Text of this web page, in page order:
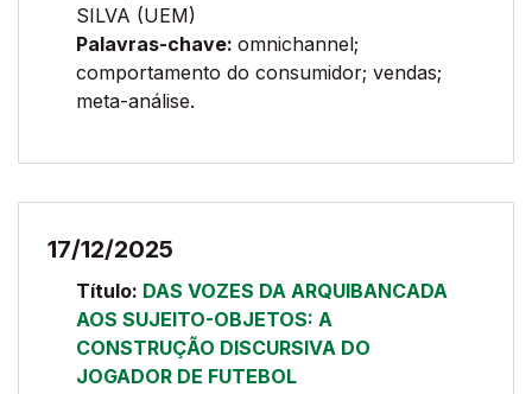
SILVA (UEM)
Palavras-chave: omnichannel;
comportamento do consumidor; vendas;
meta-análise.
17/12/2025
Título: DAS VOZES DA ARQUIBANCADA
AOS SUJEITO-OBJETOS: A
CONSTRUÇÃO DISCURSIVA DO
JOGADOR DE FUTEBOL